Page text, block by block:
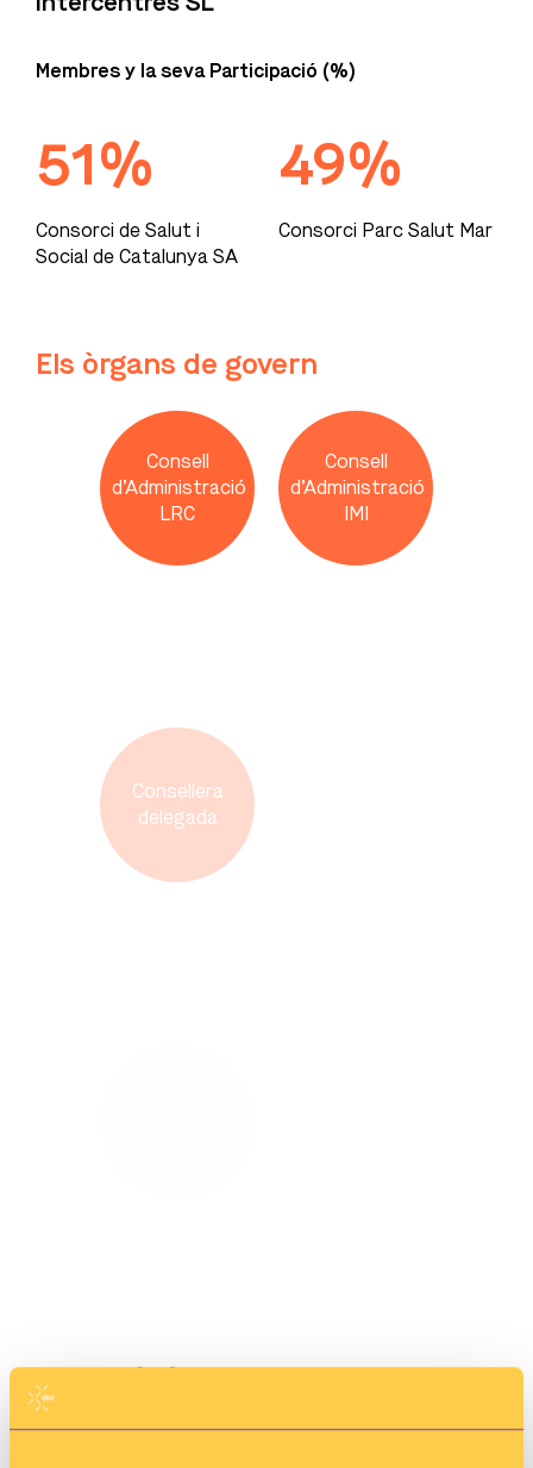
Membres y la seva Participació (%)
51%
Consorci de Salut i
Social de Catalunya SA
49%
Consorci Parc Salut Mar
Els òrgans de govern
Consell
d’Administració
LRC
Consell
d’Administració
IMI
Consellera
delegada
Red dibi